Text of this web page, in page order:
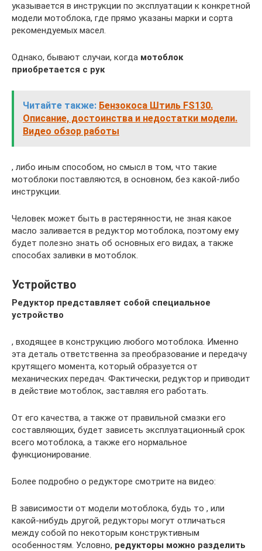
указывается в инструкции по эксплуатации к конкретной
модели мотоблока, где прямо указаны марки и сорта
рекомендуемых масел.
Однако, бывают случаи, когда мотоблок
приобретается с рук
Читайте также: Бензокоса Штиль FS130.
Описание, достоинства и недостатки модели.
Видео обзор работы
, либо иным способом, но смысл в том, что такие
мотоблоки поставляются, в основном, без какой-либо
инструкции.
Человек может быть в растерянности, не зная какое
масло заливается в редуктор мотоблока, поэтому ему
будет полезно знать об основных его видах, а также
способах заливки в мотоблок.
Устройство
Редуктор представляет собой специальное
устройство
, входящее в конструкцию любого мотоблока. Именно
эта деталь ответственна за преобразование и передачу
крутящего момента, который образуется от
механических передач. Фактически, редуктор и приводит
в действие мотоблок, заставляя его работать.
От его качества, а также от правильной смазки его
составляющих, будет зависеть эксплуатационный срок
всего мотоблока, а также его нормальное
функционирование.
Более подробно о редукторе смотрите на видео:
В зависимости от модели мотоблока, будь то , или
какой-нибудь другой, редукторы могут отличаться
между собой по некоторым конструктивным
особенностям. Условно, редукторы можно разделить